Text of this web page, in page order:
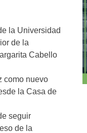
la Universidad
de la
Cabello
como nuevo
la Casa de
seguir
de la